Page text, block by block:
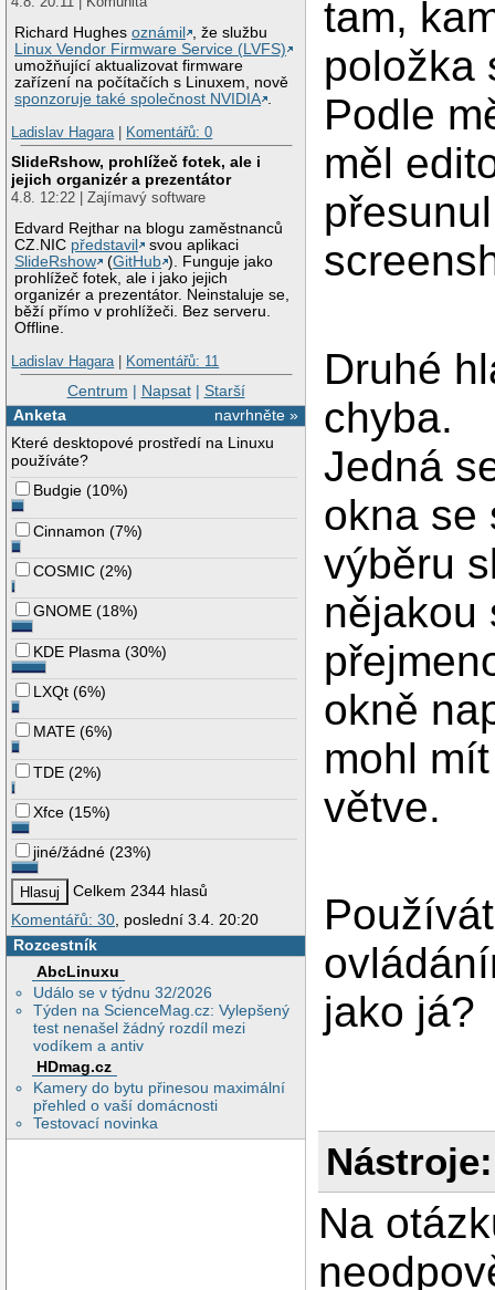
Richard Hughesoznámil
, že službu
Linux Vendor Firmware Service (LVFS)
umožňující aktualizovat firmware
zařízení na počítačích s Linuxem, nově
sponzoruje také společnost NVIDIA .
Ladislav Hagara| Komentářů: 0
SlideRshow, prohlížeč fotek, ale i
jejich organizér a prezentátor
4.8. 12:22 | Zajímavý software
Edvard Rejthar na blogu zaměstnanců
CZ.NIC představil
svou aplikaci
SlideRshow
(GitHub ). Funguje jako
prohlížeč fotek, ale i jako jejich
organizér a prezentátor. Neinstaluje se,
běží přímo v prohlížeči. Bez serveru.
Offline.
Ladislav Hagara| Komentářů: 11
Centrum | Napsat| Starší
navrhněte »
Anketa
Které desktopové prostředí na Linuxu
používáte?
Budgie (10%)
Cinnamon (7%)
COSMIC (2%)
GNOME (18%)
KDE Plasma (30%)
LXQt (6%)
MATE (6%)
TDE (2%)
Xfce (15%)
jiné/žádné (23%)
Celkem 2344 hlasů
Komentářů: 30 , poslední 3.4. 20:20
Rozcestník
AbcLinuxu
Událo se v týdnu 32/2026
Týden na ScienceMag.cz: Vylepšený
test nenašel žádný rozdíl mezi
vodíkem a antiv
HDmag.cz
Kamery do bytu přinesou maximální
přehled o vaší domácnosti
Testovací novinka
tam,
položka
Podle
měl
Druhé
chyba.
Jedná
okna se
výběru
nějakou
okně
mohl
větve.
jako já?
Nástroje:
Na